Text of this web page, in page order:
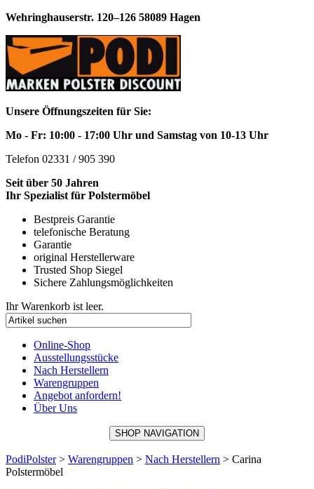
Wehringhauserstr. 120–126 58089 Hagen
Unsere Öffnungszeiten für Sie:
Mo - Fr: 10:00 - 17:00 Uhr und Samstag von 10-13 Uhr
Telefon 02331 / 905 390
Seit über 50 Jahren
Ihr Spezialist für Polstermöbel
Bestpreis Garantie
telefonische Beratung
Garantie
original Herstellerware
Trusted Shop Siegel
Sichere Zahlungsmöglichkeiten
Ihr Warenkorb ist leer.
Online-Shop
Ausstellungsstücke
Nach Herstellern
Warengruppen
Angebot anfordern!
Über Uns
SHOP NAVIGATION
PodiPolster> Warengruppen > Nach Herstellern > Carina
Polstermöbel